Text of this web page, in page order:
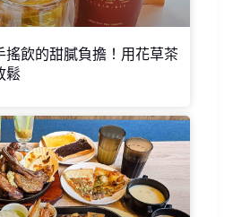
搖飲的甜膩負擔！用花草茶
鬆